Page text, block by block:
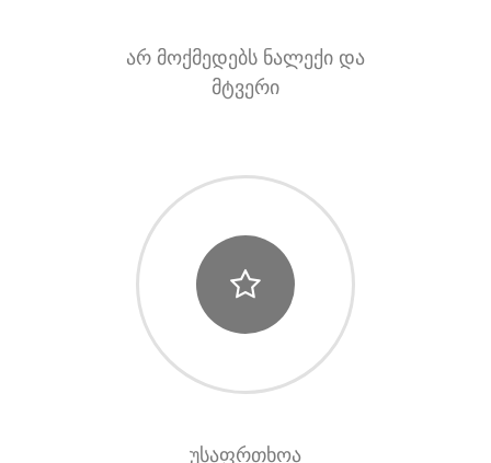
არ მოქმედებს ნალექი და
მტვერი
უსაფრთხოა